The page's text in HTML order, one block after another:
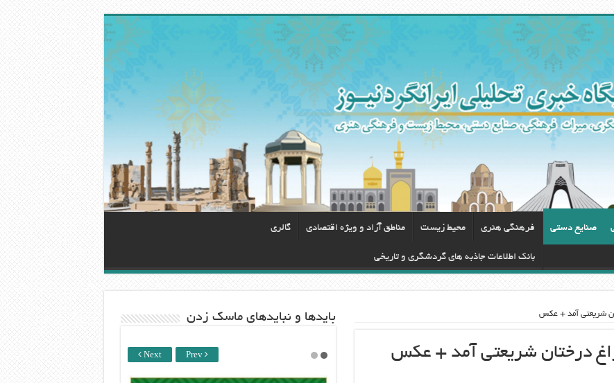
صنایع دستی فرهنگی هنری محيط زيست مناطق آزاد و ویژه اقتصادی گالری
بانک اطلاعات جاذبه های گردشگری و تاریخی
شریعتی آمد + عکس
درختان شریعتی آمد + عکس
باید‌ها و نبایدهای ماسک زدن
Next Prev